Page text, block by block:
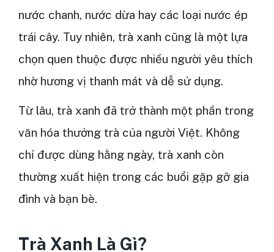
nước chanh, nước dừa hay các loại nước ép
trái cây. Tuy nhiên, trà xanh cũng là một lựa
chọn quen thuộc được nhiều người yêu thích
nhờ hương vị thanh mát và dễ sử dụng.
Từ lâu, trà xanh đã trở thành một phần trong
văn hóa thưởng trà của người Việt. Không
chỉ được dùng hằng ngày, trà xanh còn
thường xuất hiện trong các buổi gặp gỡ gia
đình và bạn bè.
Trà Xanh Là Gì?